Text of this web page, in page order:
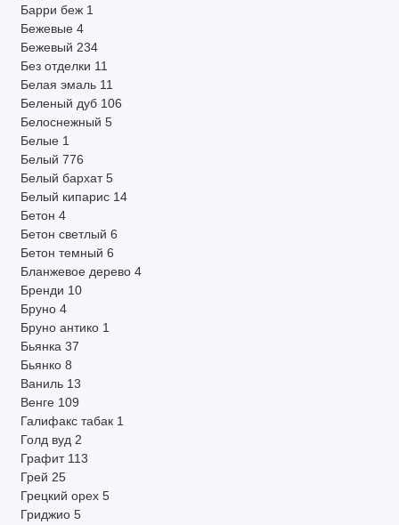
Барри беж 1
Бежевые 4
Бежевый 234
Без отделки 11
Белая эмаль 11
Беленый дуб 106
Белоснежный 5
Белые 1
Белый 776
Белый бархат 5
Белый кипарис 14
Бетон 4
Бетон светлый 6
Бетон темный 6
Бланжевое дерево 4
Бренди 10
Бруно 4
Бруно антико 1
Бьянка 37
Бьянко 8
Ваниль 13
Венге 109
Галифакс табак 1
Голд вуд 2
Графит 113
Грей 25
Грецкий орех 5
Гриджио 5